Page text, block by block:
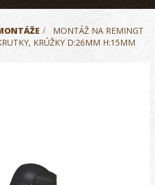
>
MONTÁŽ NA REMINGT
KRÚŽKY D:26MM H:15MM